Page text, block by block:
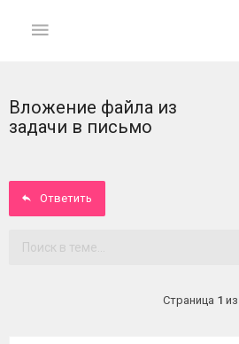
ГЛАВНАЯ
Вход
Вложение файла из
задачи в письмо
Ответить
Страница 1 из